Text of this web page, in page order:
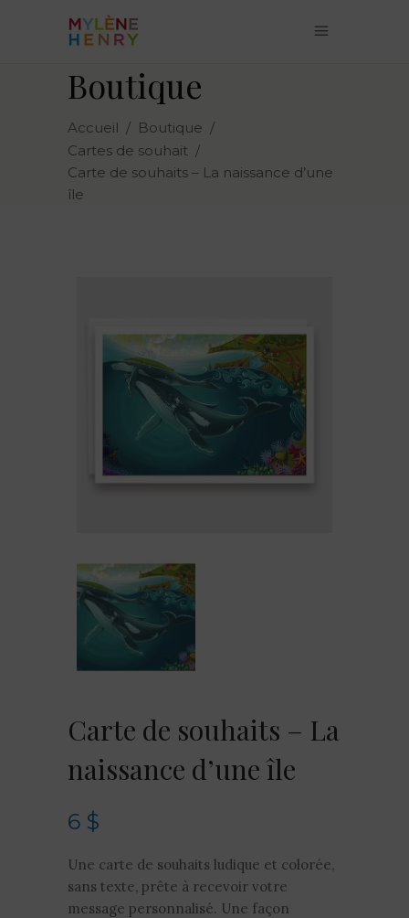
Boutique
Accueil / Boutique /
Cartes de souhait /
Carte de souhaits – La naissance d’une
île
Carte de souhaits – La
naissance d’une île
6 $
Une carte de souhaits ludique et colorée,
sans texte, prête à recevoir votre
message personnalisé. Une façon